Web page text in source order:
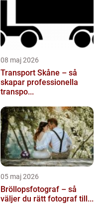
08 maj 2026
Transport Skåne – så
skapar professionella
transpo...
05 maj 2026
Bröllopsfotograf – så
väljer du rätt fotograf till...